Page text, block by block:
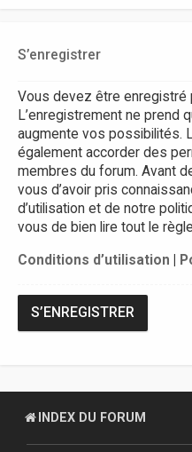
S’enregistrer
Vous devez être enregistré
L’enregistrement ne prend
augmente vos possibilités.
également accorder des
membres du forum. Avant
vous d’avoir pris
d’utilisation et de notre
vous de bien lire tout le
Conditions d’utilisation
S’ENREGISTRER
INDEX DU FORUM